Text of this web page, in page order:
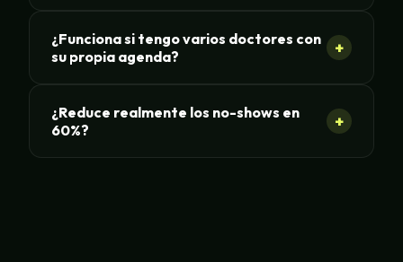
¿Funciona si tengo varios doctores con
su propia agenda?
+
¿Reduce realmente los no-shows en
60%?
+